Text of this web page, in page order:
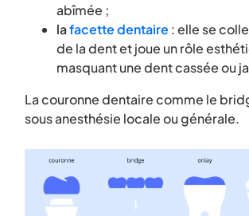
abîmée ;
lafacette dentaire : elle se
de la dent et joue un rôle
masquant une dent cassée ou
La couronne dentaire comme le
sous anesthésie locale ou générale.